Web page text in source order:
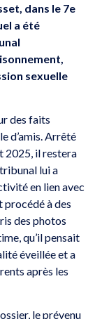
dans le 7e
a été
sexuelle
des faits
d’amis. Arrêté
2025, il restera
lui a
en lien avec
procédé à des
des photos
qu’il pensait
éveillée et a
après les
le prévenu